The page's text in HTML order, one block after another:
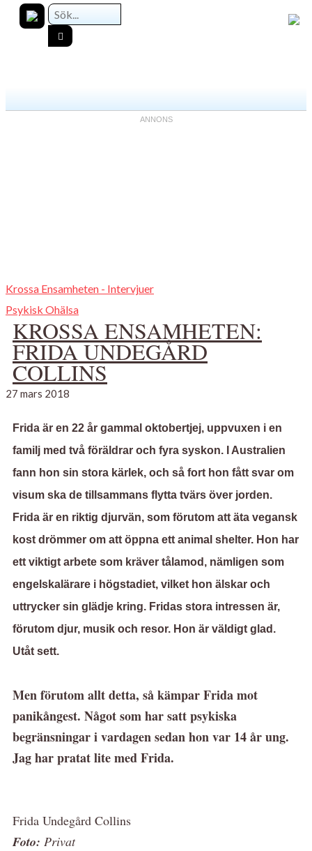
Krossa Ensamheten - Intervjuer
Psykisk Ohälsa
KROSSA ENSAMHETEN:
FRIDA UNDEGÅRD
COLLINS
27 mars 2018
Frida är en 22 år gammal oktobertjej, uppvuxen i en
familj med två föräldrar och fyra syskon. I Australien
fann hon sin stora kärlek, och så fort hon fått svar om
visum ska de tillsammans flytta tvärs över jorden.
Frida är en riktig djurvän, som förutom att äta vegansk
kost drömmer om att öppna ett animal shelter. Hon har
ett viktigt arbete som kräver tålamod, nämligen som
engelskalärare i högstadiet, vilket hon älskar och
uttrycker sin glädje kring. Fridas stora intressen är,
förutom djur, musik och resor. Hon är väldigt glad.
Utåt sett.
Men förutom allt detta, så kämpar Frida mot
panikångest. Något som har satt psykiska
begränsningar i vardagen sedan hon var 14 år ung.
Jag har pratat lite med Frida.
Frida Undegård Collins
Foto: Privat